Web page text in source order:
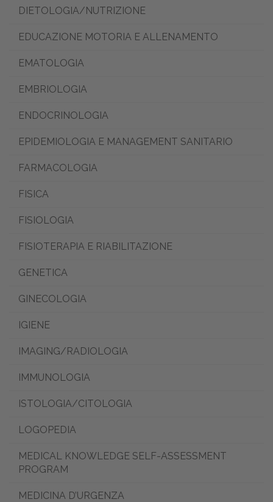
DIETOLOGIA/NUTRIZIONE
EDUCAZIONE MOTORIA E ALLENAMENTO
EMATOLOGIA
EMBRIOLOGIA
ENDOCRINOLOGIA
EPIDEMIOLOGIA E MANAGEMENT SANITARIO
FARMACOLOGIA
FISICA
FISIOLOGIA
FISIOTERAPIA E RIABILITAZIONE
GENETICA
GINECOLOGIA
IGIENE
IMAGING/RADIOLOGIA
IMMUNOLOGIA
ISTOLOGIA/CITOLOGIA
LOGOPEDIA
MEDICAL KNOWLEDGE SELF-ASSESSMENT
PROGRAM
MEDICINA D’URGENZA